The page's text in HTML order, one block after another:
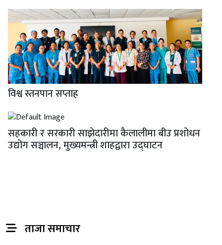
विश्व स्तनपान सप्ताह
सहकारी र सरकारी साझेदारीमा कैलालीमा बीउ प्रशोधन
उद्योग सञ्चालन, मुख्यमन्त्री शाहद्वारा उद्घाटन
ताजा समाचार